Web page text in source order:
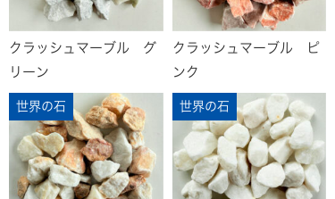
クラッシュマーブル グ
リーン
クラッシュマーブル ピ
ンク
世界の石 世界の石